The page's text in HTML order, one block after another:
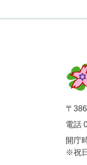
〒
電話
開庁
※祝